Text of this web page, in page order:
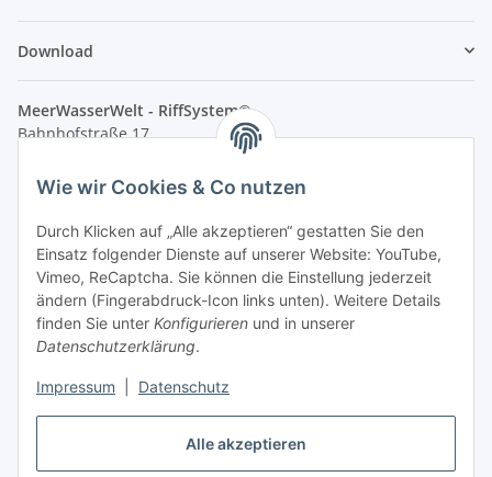
Alle akzeptieren
Wie wir Cookies & Co nutzen
Durch Klicken auf „Alle akzeptieren“ gestatten Sie den
Einsatz folgender Dienste auf unserer Website: YouTube,
Vimeo, ReCaptcha. Sie können die Einstellung jederzeit
ändern (Fingerabdruck-Icon links unten). Weitere Details
finden Sie unter Konfigurieren und in unserer
Datenschutzerklärung.
Impressum Datenschutz
Download
MeerWasserWelt - RiffSystem®
Bahnhofstraße 17
83512 Wasserburg am Inn / Reitmehring
e-Mail: info@meerwasserwelt.de
Tel.: +49 8071 - 52 66 113
Öffnungszeiten Ladenlokal:
Donnerstag/Freitag 13-19 Uhr
Samstag 10-14 Uhr (nach Vereinbarung bis 16 Uhr)
Vertrag widerrufen